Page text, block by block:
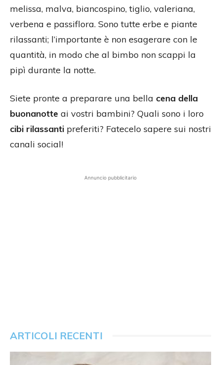
melissa, malva, biancospino, tiglio, valeriana,
verbena e passiflora. Sono tutte erbe e piante
rilassanti; l’importante è non esagerare con le
quantità, in modo che al bimbo non scappi la
pipì durante la notte.
Siete pronte a preparare una bella cena della
buonanotte ai vostri bambini? Quali sono i loro
cibi rilassanti preferiti? Fatecelo sapere sui nostri
canali social!
Annuncio pubblicitario
ARTICOLI RECENTI